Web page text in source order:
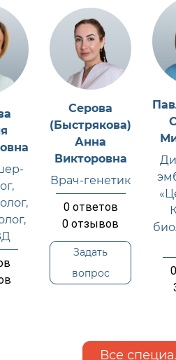
Серова
(Быстрякова)
Анна
Викторовна
Врач-генетик
0ответов
0 отзывов
Задать
вопрос
0
Все